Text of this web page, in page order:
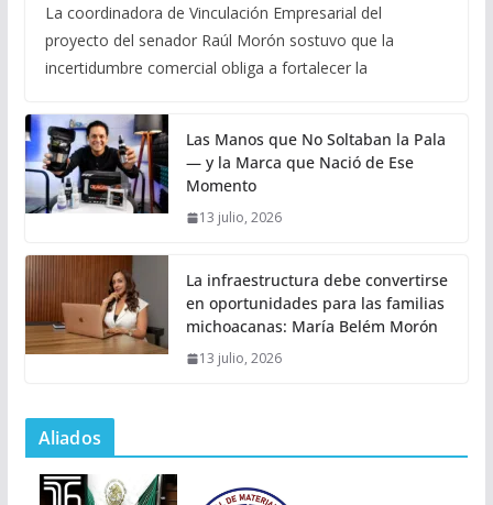
La coordinadora de Vinculación Empresarial del
proyecto del senador Raúl Morón sostuvo que la
incertidumbre comercial obliga a fortalecer la
Las Manos que No Soltaban la Pala
— y la Marca que Nació de Ese
Momento
13 julio, 2026
La infraestructura debe convertirse
en oportunidades para las familias
michoacanas: María Belém Morón
13 julio, 2026
Aliados